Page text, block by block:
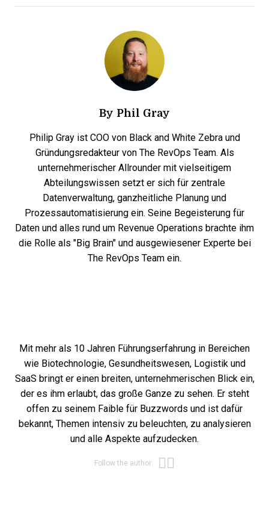
By Phil Gray
Philip Gray ist COO von Black and White Zebra und
Gründungsredakteur von The RevOps Team. Als
unternehmerischer Allrounder mit vielseitigem
Abteilungswissen setzt er sich für zentrale
Datenverwaltung, ganzheitliche Planung und
Prozessautomatisierung ein. Seine Begeisterung für
Daten und alles rund um Revenue Operations brachte ihm
die Rolle als "Big Brain" und ausgewiesener Experte bei
The RevOps Team ein.
Mit mehr als 10 Jahren Führungserfahrung in Bereichen
wie Biotechnologie, Gesundheitswesen, Logistik und
SaaS bringt er einen breiten, unternehmerischen Blick ein,
der es ihm erlaubt, das große Ganze zu sehen. Er steht
offen zu seinem Faible für Buzzwords und ist dafür
bekannt, Themen intensiv zu beleuchten, zu analysieren
und alle Aspekte aufzudecken.
Follow the author: Opens new